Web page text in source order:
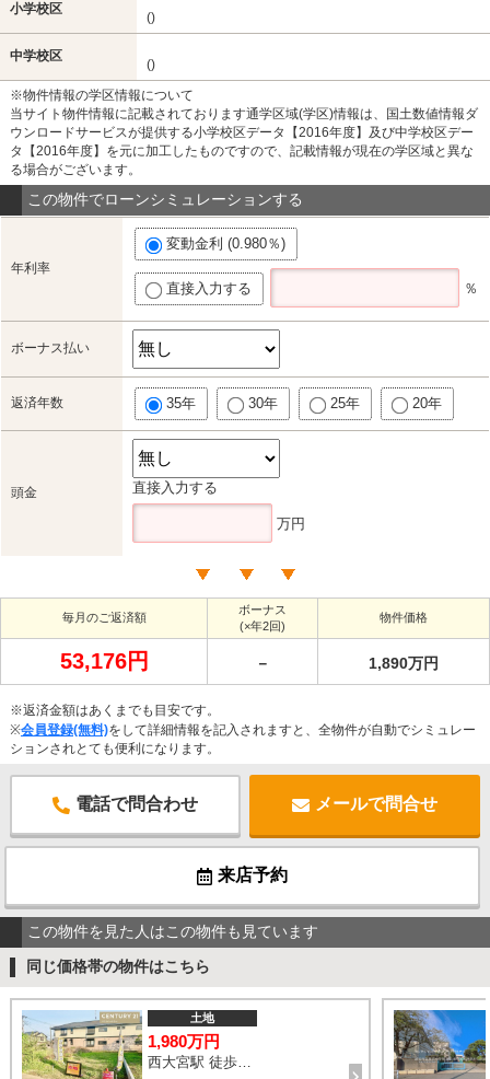
小学校区
()
中学校区
()
※物件情報の学区情報について
当サイト物件情報に記載されております通学区域(学区)情報は、国土数値情報ダ
ウンロードサービスが提供する小学校区データ【2016年度】及び中学校区デー
タ【2016年度】を元に加工したものですので、記載情報が現在の学区域と異な
る場合がございます。
この物件でローンシミュレーションする
年利率
変動金利 (0.980％)
直接入力する ％
ボーナス払い
返済年数 35年 30年 25年 20年
頭金 直接入力する
万円
毎月のご返済額
ボーナス
(×年2回)
物件価格
53,176円 － 1,890万円
※返済金額はあくまでも目安です。
※会員登録(無料)をして詳細情報を記入されますと、全物件が自動でシミュレー
ションされとても便利になります。
電話で問合わせ メールで問合せ
来店予約
この物件を見た人はこの物件も見ています
同じ価格帯の物件はこちら
土地
1,980万円